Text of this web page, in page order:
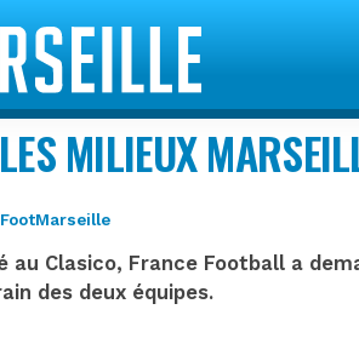
MILIEUX
FootMarseille
au Clasico, France Football a
des deux équipes.